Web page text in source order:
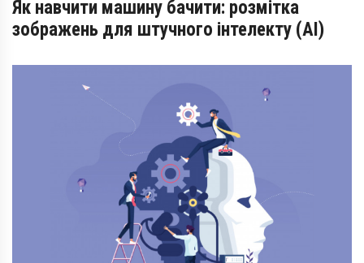
Як навчити машину бачити: розмітка
зображень для штучного інтелекту (АІ)